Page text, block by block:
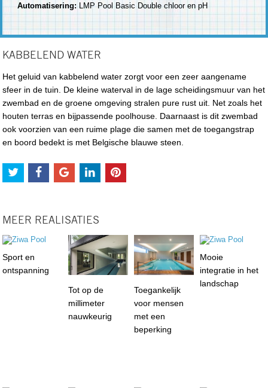
Automatisering: LMP Pool Basic Double chloor en pH
KABBELEND WATER
Het geluid van kabbelend water zorgt voor een zeer aangename
sfeer in de tuin. De kleine waterval in de lage scheidingsmuur van het
zwembad en de groene omgeving stralen pure rust uit. Net zoals het
houten terras en bijpassende poolhouse. Daarnaast is dit zwembad
ook voorzien van een ruime plage die samen met de toegangstrap
en boord bedekt is met Belgische blauwe steen.
MEER REALISATIES
Sport en
ontspanning
Tot op de
millimeter
nauwkeurig
Toegankelijk
voor mensen
met een
beperking
Mooie
integratie in het
landschap